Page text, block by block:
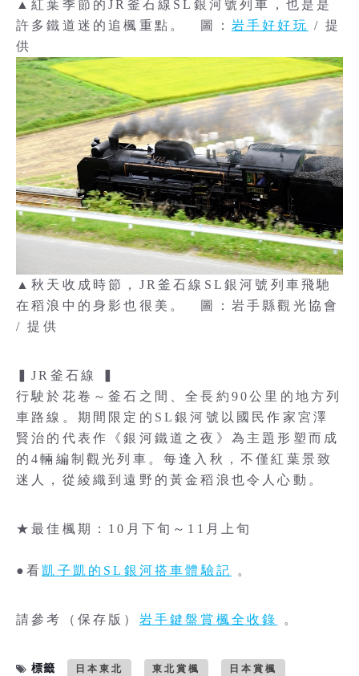
▲紅葉季節的JR釜石線SL銀河號列車，也是是
許多鐵道迷的追楓重點。 圖： 岩手好好玩 / 提
供
▲秋天收成時節，JR釜石線SL銀河號列車飛馳
在稻浪中的身影也很美。 圖：岩手縣觀光協會
/ 提供
▍JR釜石線 ▍
行駛於花卷～釜石之間、全長約90公里的地方列
車路線。期間限定的SL銀河號以國民作家宮澤
賢治的代表作《銀河鐵道之夜》為主題形塑而成
的4輛編制觀光列車。每逢入秋，不僅紅葉景致
迷人，從綾織到遠野的黃金稻浪也令人心動。
★最佳楓期：10月下旬～11月上旬
●看凱子凱的SL銀河搭車體驗記 。
請參考（保存版） 岩手鍵盤賞楓全收錄 。
標籤 日本東北 東北賞楓 日本賞楓